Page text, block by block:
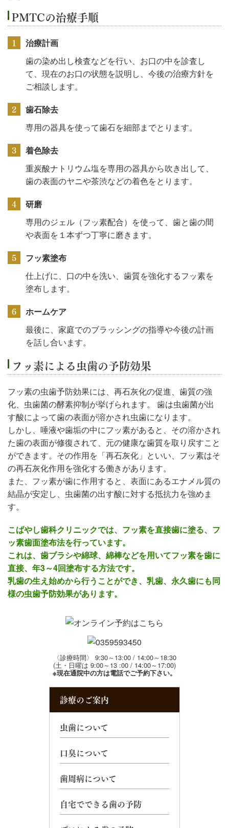
PMTCの治療手順
1
治療計画
歯の染め出し検査などを行い、お口の中を診査し
て、現在のお口の状態を説明し、今後の治療方針を
ご相談します。
2
歯石除去
専用の器具を使って歯石を細部までとります。
3
着色除去
重炭酸ナトリウム塩を専用の器具から吹き出して、
歯の表面のヤニや茶渋などの着色をとります。
4
研磨
専用のジェル（フッ素配合）を使って、歯と歯の間
や表面を１本ずつ丁寧に磨きます。
5
フッ素塗布
仕上げに、口の中を洗い、歯質を強化するフッ素を
塗布します。
6
ホームケア
最後に、家庭でのブラッシングの指導や今後の計画
を話し合います。
フッ素による虫歯の予防効果
フッ素の虫歯予防効果には、再石灰化の促進、歯質の強
化、虫歯菌の酵素抑制が挙げられます。 歯は虫歯菌が出
す酸によって歯の表面が溶かされ虫歯になります。
しかし、唾液や歯垢の中にフッ素があると、その溶かされ
た歯の表面が修復されて、元の健康な歯質を取り戻すこと
ができます。その作用を「再石灰化」といい、フッ素はそ
の再石灰化作用を強化する働きがあります。
また、フッ素が歯に作用すると、表面にあるエナメル質の
結晶が安定し、虫歯菌の出す酸に対する抵抗力を強めま
す。
こばやし歯科クリニックでは、フッ素を直接歯に塗る、フ
ッ素歯面塗布法を行っています。
これは、歯ブラシや綿球、綿棒などを用いてフッ素を歯に
直接、年3～4回塗布する方法です。
乳歯の生え始めから行うことができ、乳歯、永久歯にも同
様の虫歯予防効果があります。
〈診療時間〉 9:30～13:00 / 14:00～18:30
(土・日曜は 9:00～13 :00 / 14:00～17:00)
※現在通院中の方は電話でご予約下さい。
診療のご案内
虫歯について
口臭について
歯周病について
自宅でできる歯の予防